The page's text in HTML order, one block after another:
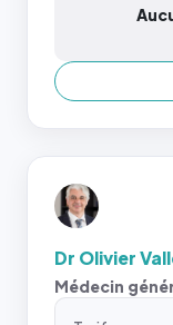
Dr Olivier
Médecin